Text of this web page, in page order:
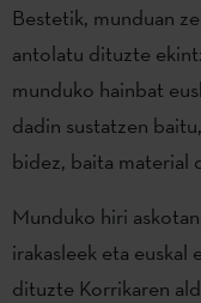
Bestetik, munduan
antolatu dituzte
munduko hainbat
dadin sustatzen
bidez, baita material
Munduko hiri
irakasleek eta
dituzte Korrikaren